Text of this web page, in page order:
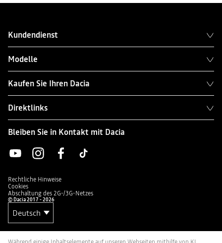
Kundendienst
Modelle
Kaufen Sie Ihren Dacia
Direktlinks
Bleiben Sie in Kontakt mit Dacia
Rechtliche Hinweise
Cookies
Abschaltung des 2G-/3G-Netzes
© Dacia 2017 - 2026